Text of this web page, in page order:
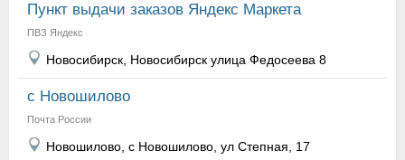
Пункт выдачи заказов Яндекс Маркета
ПВЗ Яндекс
Новосибирск, Новосибирск улица Федосеева 8
с Новошилово
Почта России
Новошилово, с Новошилово, ул Степная, 17